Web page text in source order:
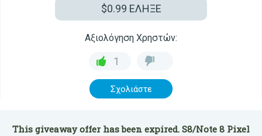
$0.99 ΕΛΗΞΕ
Αξιολόγηση Χρηστών:
1
Σχολιάστε
This giveaway offer has been expired. S8/Note 8 Pixel